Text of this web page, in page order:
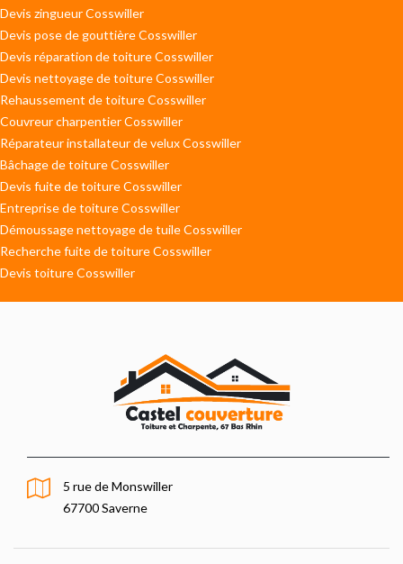
Devis zingueur Cosswiller
Devis pose de gouttière Cosswiller
Devis réparation de toiture Cosswiller
Devis nettoyage de toiture Cosswiller
Rehaussement de toiture Cosswiller
Couvreur charpentier Cosswiller
Réparateur installateur de velux Cosswiller
Bâchage de toiture Cosswiller
Devis fuite de toiture Cosswiller
Entreprise de toiture Cosswiller
Démoussage nettoyage de tuile Cosswiller
Recherche fuite de toiture Cosswiller
Devis toiture Cosswiller
5 rue de Monswiller
67700 Saverne